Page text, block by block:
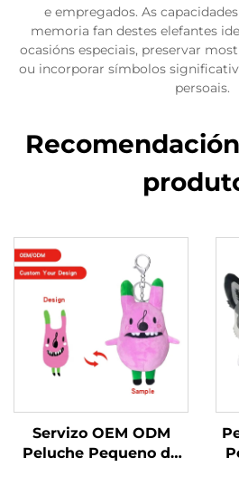
e empregados. As
memoria fan destes elefantes
ocasións especiais, preservar
ou incorporar símbolos
persoais.
Servizo OEM ODM
Peluche Pequeno de